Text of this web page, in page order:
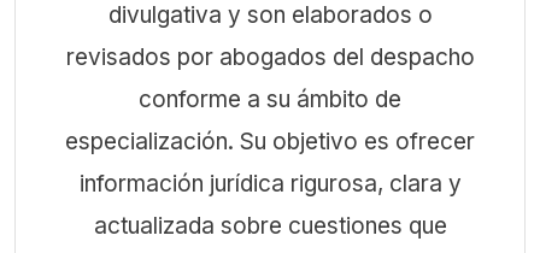
divulgativa y son elaborados o
revisados por abogados del despacho
conforme a su ámbito de
especialización. Su objetivo es ofrecer
información jurídica rigurosa, clara y
actualizada sobre cuestiones que